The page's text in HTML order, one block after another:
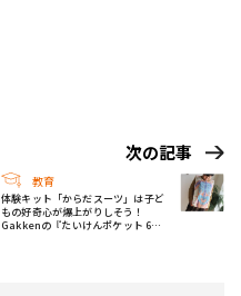
次の記事
教育
体験キット「からだスーツ」は子ど
もの好奇心が爆上がりしそう！
Gakkenの『たいけんポケット 6月